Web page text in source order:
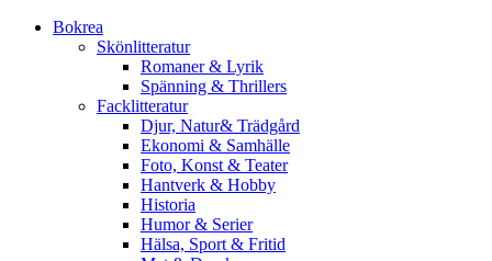
Bokrea
Skönlitteratur
Romaner & Lyrik
Spänning & Thrillers
Facklitteratur
Djur, Natur& Trädgård
Ekonomi & Samhälle
Foto, Konst & Teater
Hantverk & Hobby
Historia
Humor & Serier
Hälsa, Sport & Fritid